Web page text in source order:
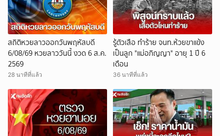
สถิติหวยลาวออกวันพฤหัสบดี
6/08/69 หวยลาววันนี้ งวด 6 ส.ค.
2569
28 นาทีที่แล้ว
รู้ตัวเสือ ทำร้าย จนท.ห้วยขาแข้ง
เป็นลูก "แม่อภิญญา" อายุ 1 ปี 6
เดือน
36 นาทีที่แล้ว